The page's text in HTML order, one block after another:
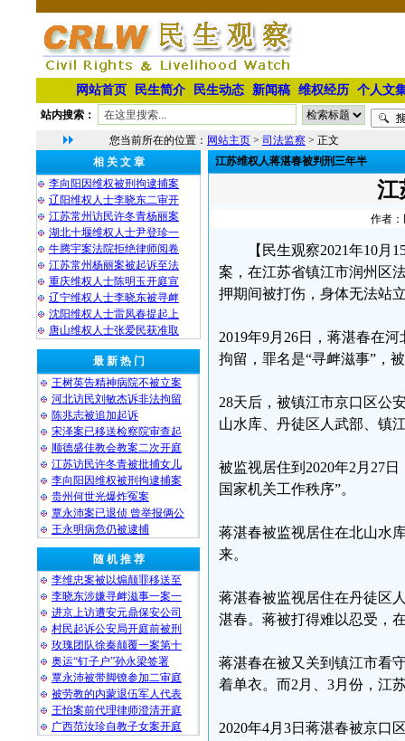
网站首页 民生简介 民生动态 新闻稿 维权经历 个人文
站内搜索：
您当前所在的位置： 网站主页 > 司法监察 > 正文
相 关 文 章
李向阳因维权被刑拘逮捕案
辽阳维权人士李晓东二审开
江苏常州访民许冬青杨丽案
湖北十堰维权人士尹登珍一
牛腾宇案法院拒绝律师阅卷
江苏常州杨丽案被起诉至法
重庆维权人士陈明玉开庭宣
辽宁维权人士李晓东被寻衅
沈阳维权人士雷凤春提起上
唐山维权人士张爱民获准取
最 新 热 门
王树英告精神病院不被立案
河北访民刘敏杰诉非法拘留
陈兆志被追加起诉
宋泽案已移送检察院审查起
顺德盛佳教会教案二次开庭
江苏访民许冬青被批捕女儿
李向阳因维权被刑拘逮捕案
贵州何世光爆炸冤案
覃永沛案已退侦 曾举报俩公
王永明病危仍被逮捕
随 机 推 荐
李维忠案被以煽颠罪移送至
李晓东涉嫌寻衅滋事一案一
进京上访遭安元鼎保安公司
村民起诉公安局开庭前被刑
玫瑰团队徐秦颠覆一案第十
奥运“钉子户”孙永梁签署
覃永沛被带脚镣参加二审庭
被劳教的内蒙退伍军人代表
王怡案前代理律师澄清开庭
广西范汝珍自教子女案开庭
江苏维权人蒋湛春被判刑三年半
江
作者：
【民生观察2021年10月
案，在江苏省镇江市润州区
押期间被打伤，身体无法站
2019年9月26日，蒋湛春在
拘留，罪名是“寻衅滋事”，
28天后，被镇江市京口区公
山水库、丹徒区人武部、镇
被监视居住到2020年2月27
国家机关工作秩序”。
蒋湛春被监视居住在北山水
来。
蒋湛春被监视居住在丹徒区
湛春。蒋被打得难以忍受，
蒋湛春在被又关到镇江市看
着单衣。而2月、3月份，江
2020年4月3日蒋湛春被京口